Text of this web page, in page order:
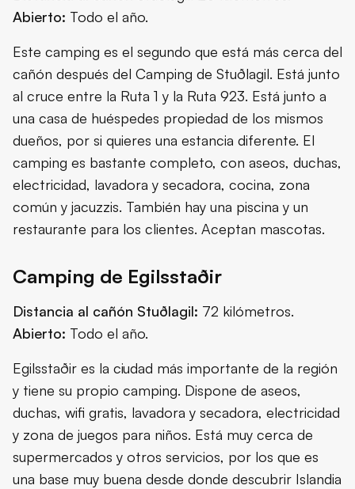
Abierto: Todo el año.
Este camping es el segundo que está más cerca del
cañón después del Camping de Stuðlagil. Está junto
al cruce entre la Ruta 1 y la Ruta 923. Está junto a
una casa de huéspedes propiedad de los mismos
dueños, por si quieres una estancia diferente. El
camping es bastante completo, con aseos, duchas,
electricidad, lavadora y secadora, cocina, zona
común y jacuzzis. También hay una piscina y un
restaurante para los clientes. Aceptan mascotas.
Camping de Egilsstaðir
Distancia al cañón Stuðlagil: 72 kilómetros.
Abierto: Todo el año.
Egilsstaðir es la ciudad más importante de la región
y tiene su propio camping. Dispone de aseos,
duchas, wifi gratis, lavadora y secadora, electricidad
y zona de juegos para niños. Está muy cerca de
supermercados y otros servicios, por los que es
una base muy buena desde donde descubrir Islandia